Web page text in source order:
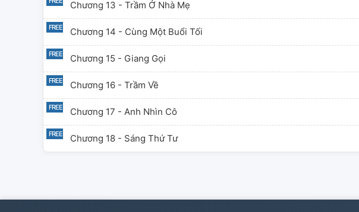
Chương 13 - Trầm Ở Nhà Mẹ
Chương 14 - Cùng Một Buổi Tối
Chương 15 - Giang Gọi
Chương 16 - Trầm Về
Chương 17 - Anh Nhìn Cô
Chương 18 - Sáng Thứ Tư